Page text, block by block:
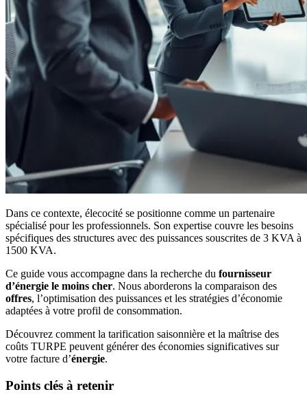
Dans ce contexte, élecocité se positionne comme un partenaire
spécialisé pour les professionnels. Son expertise couvre les besoins
spécifiques des structures avec des puissances souscrites de 3 KVA à
1500 KVA.
Ce guide vous accompagne dans la recherche du fournisseur
d’énergie le moins cher. Nous aborderons la comparaison des
offres, l’optimisation des puissances et les stratégies d’économie
adaptées à votre profil de consommation.
Découvrez comment la tarification saisonnière et la maîtrise des
coûts TURPE peuvent générer des économies significatives sur
votre facture d’énergie.
Points clés à retenir